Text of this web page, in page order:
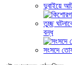
দুবাইয়ে
তুচ্ছ
বন্ধ
সংসদে